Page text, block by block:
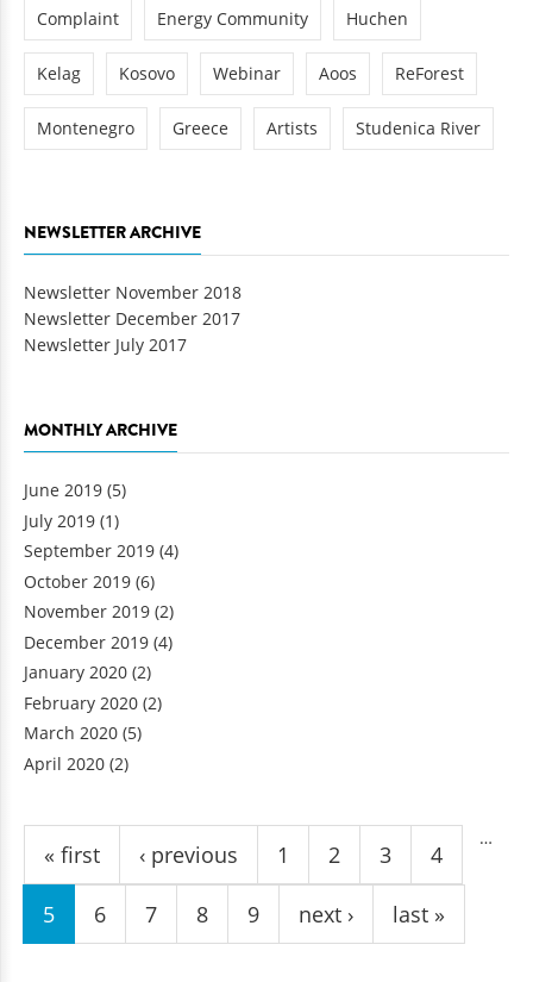
Complaint Energy Community Huchen
Kelag Kosovo Webinar Aoos ReForest
Montenegro Greece Artists Studenica River
NEWSLETTER ARCHIVE
Newsletter November 2018
Newsletter December 2017
Newsletter July 2017
MONTHLY ARCHIVE
June 2019 (5)
July 2019 (1)
September 2019 (4)
October 2019 (6)
November 2019 (2)
December 2019 (4)
January 2020 (2)
February 2020 (2)
March 2020 (5)
April 2020 (2)
Pages
« first ‹ previous 1 2 3 4
5 6 7 8 9
…
next › last »